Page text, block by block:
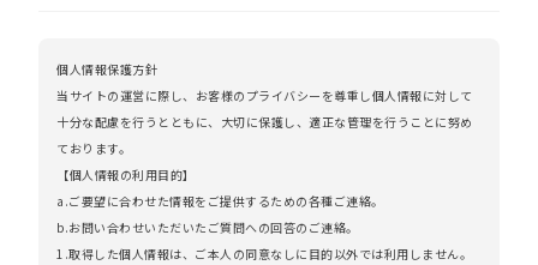
個人情報保護方針
当サイトの運営に際し、お客様のプライバシーを尊重し個人情報に対して
十分な配慮を行うとともに、大切に保護し、適正な管理を行うことに努め
ております。
【個人情報の利用目的】
a.ご要望に合わせた情報をご提供するための各種ご連絡。
b.お問い合わせいただいたご質問への回答のご連絡。
1.取得した個人情報は、ご本人の同意なしに目的以外では利用しません。